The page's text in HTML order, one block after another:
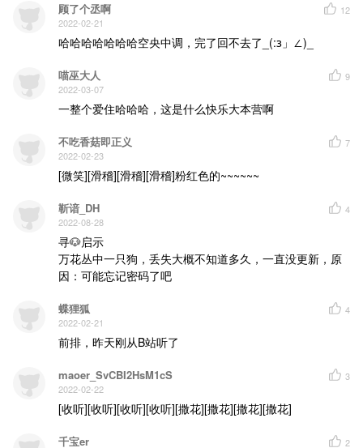
顾了个丞啊
2022-02-21
12
哈哈哈哈哈哈哈空央中调，完了回不去了_(:з」∠)_
喵巫大人
2022-03-07
9
一整个爱住哈哈哈，这是什么快乐大本营啊
不吃香菇即正义
2022-02-23
7
[微笑][滑稽][滑稽][滑稽]粉红色的~~~~~~
靳谙_DH
2022-08-28
4
寻🐶启示
万花丛中一只狗，丢失大概不知道多久，一直没更新，原
因：可能忘记密码了吧
蝶狸狐
2022-02-21
4
前排，昨天刚从B站听了
maoer_SvCBI2HsM1cS
2022-02-22
3
[收听][收听][收听][收听][撒花][撒花][撒花][撒花]
千宝er 2